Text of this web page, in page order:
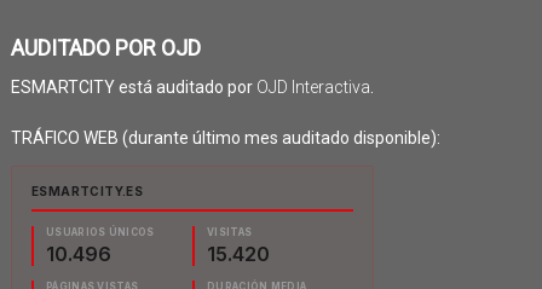
AUDITADO POR OJD
ESMARTCITY está auditado por OJD Interactiva
TRÁFICO WEB (durante último mes auditado disponible):